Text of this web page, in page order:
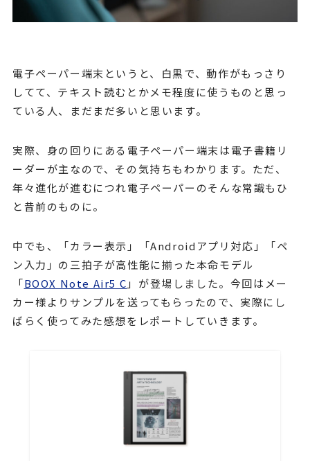
電子ペーパー端末というと、白黒で、動作がもっさり
してて、テキスト読むとかメモ程度に使うものと思っ
ている人、まだまだ多いと思います。
実際、身の回りにある電子ペーパー端末は電子書籍リ
ーダーが主なので、その気持ちもわかります。ただ、
年々進化が進むにつれ電子ペーパーのそんな常識もひ
と昔前のものに。
中でも、「カラー表示」「Androidアプリ対応」「ペ
ン入力」の三拍子が高性能に揃った本命モデル
「BOOX Note Air5 C 」が登場しました。今回はメー
カー様よりサンプルを送ってもらったので、実際にし
ばらく使ってみた感想をレポートしていきます。